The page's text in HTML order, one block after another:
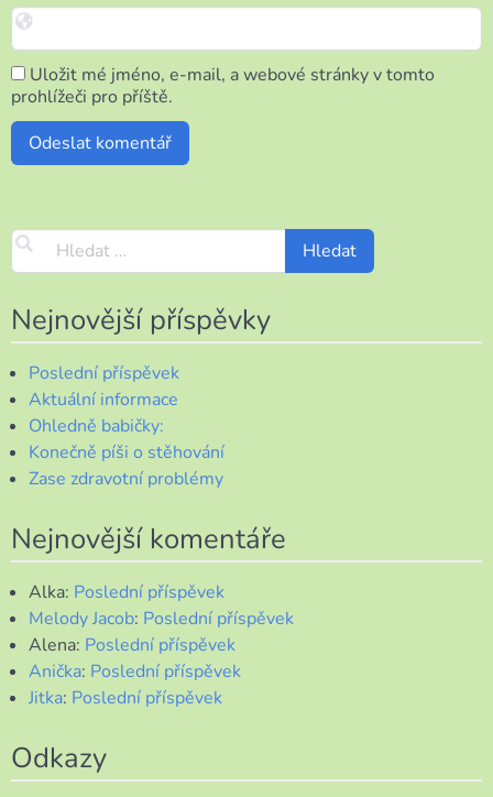
Uložit mé jméno, e-mail, a webové stránky v tomto
prohlížeči pro příště.
Nejnovější příspěvky
Poslední příspěvek
Aktuální informace
Ohledně babičky:
Konečně píši o stěhování
Zase zdravotní problémy
Nejnovější komentáře
Alka: Poslední příspěvek
Melody Jacob: Poslední příspěvek
Alena: Poslední příspěvek
Anička: Poslední příspěvek
Jitka: Poslední příspěvek
Odkazy